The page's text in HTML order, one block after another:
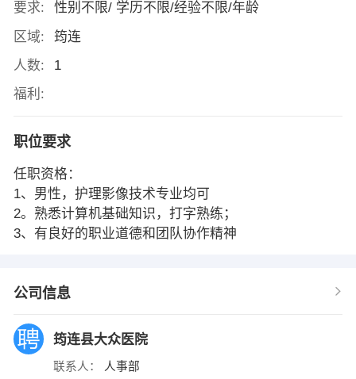
要求:
性别不限/ 学历不限/经验不限/年龄
区域:
筠连
人数:
1
福利:
职位要求
任职资格：
1、男性，护理影像技术专业均可
2。熟悉计算机基础知识，打字熟练；
3、有良好的职业道德和团队协作精神
公司信息
筠连县大众医院
联系人： 人事部